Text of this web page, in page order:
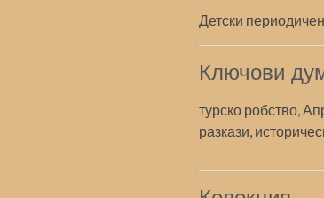
Детски
Ключови
турско робство,
разкази,